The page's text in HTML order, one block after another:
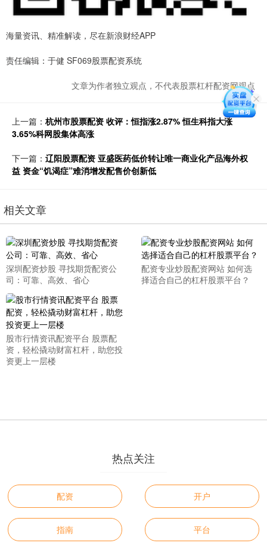
海量资讯、精准解读，尽在新浪财经APP
责任编辑：于健 SF069股票配资系统
文章为作者独立观点，不代表股票杠杆配资网观点
上一篇： 杭州市股票配资 收评：恒指涨2.87% 恒生科指大涨
3.65%科网股集体高涨
下一篇： 辽阳股票配资 亚盛医药低价转让唯一商业化产品海外权
益 资金“饥渴症”难消增发配售价创新低
相关文章
深圳配资炒股 寻找期货配资公
司：可靠、高效、省心
配资专业炒股配资网站 如何选
择适合自己的杠杆股票平台？
股市行情资讯配资平台 股票配
资，轻松撬动财富杠杆，助您投
资更上一层楼
热点关注
配资 开户
指南 平台